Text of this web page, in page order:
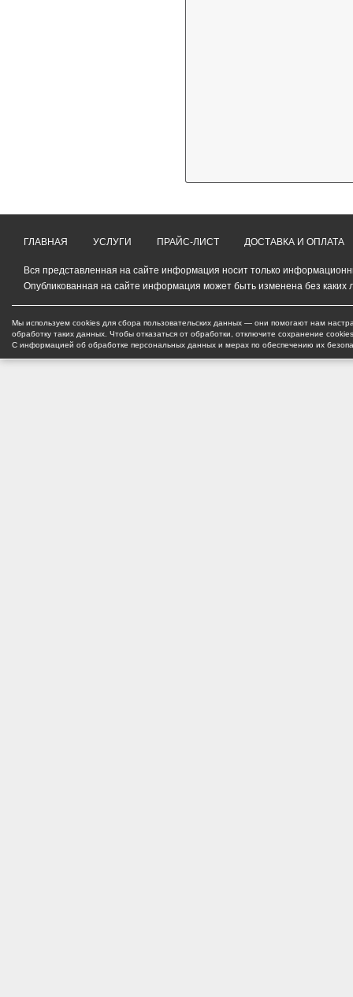
ГЛАВНАЯ УСЛУГИ ПРАЙС-ЛИСТ ДОСТАВКА И ОПЛАТА
Вся представленная на сайте информация носит только
Опубликованная на сайте информация может быть изменена без каких
Мы используем cookies для сбора пользовательских данных — они помогают нам
обработку таких данных. Чтобы отказаться от обработки, отключите сохранение
С информацией об обработке персональных данных и мерах по обеспечению их